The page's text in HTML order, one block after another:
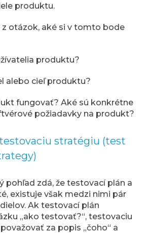
produktu.
otázok, aké si v tomto bode
produktu?
alebo cieľ produktu?
fungovať? Aké sú konkrétne
požiadavky na produkt?
stratégiu (test
pohľad zdá, že testovací plán a
existuje však medzi nimi pár
Ak testovací plán
„ako testovať?“, testovaciu
za popis „čoho“ a